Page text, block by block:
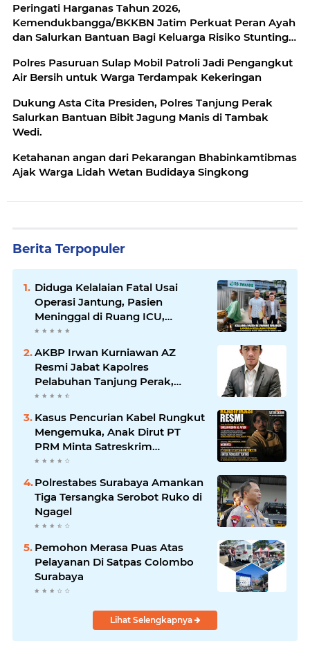
Peringati Harganas Tahun 2026,
Kemendukbangga/BKKBN Jatim Perkuat Peran Ayah
dan Salurkan Bantuan Bagi Keluarga Risiko Stunting
Polres Pasuruan Sulap Mobil Patroli Jadi Pengangkut
Air Bersih untuk Warga Terdampak Kekeringan
Dukung Asta Cita Presiden, Polres Tanjung Perak
Salurkan Bantuan Bibit Jagung Manis di Tambak
Wedi.
Ketahanan angan dari Pekarangan Bhabinkamtibmas
Ajak Warga Lidah Wetan Budidaya Singkong
Berita Terpopuler
Diduga Kelalaian Fatal Usai
Operasi Jantung, Pasien
Meninggal di Ruang ICU,
Keluarga Tuntut RSUD dr.
Jawab
AKBP Irwan Kurniawan AZ
Resmi Jabat Kapolres
Pelabuhan Tanjung Perak,
Pimpinan Redaksi
Sampaikan Ucapan Selamat
Kasus Pencurian Kabel Rungkut
Mengemuka, Anak Dirut PT
PRM Minta Satreskrim
Polrestabes Surabaya Usut
Polrestabes Surabaya Amankan
Tiga Tersangka Serobot Ruko di
Ngagel
Pemohon Merasa Puas Atas
Pelayanan Di Satpas Colombo
Surabaya
Lihat Selengkapnya